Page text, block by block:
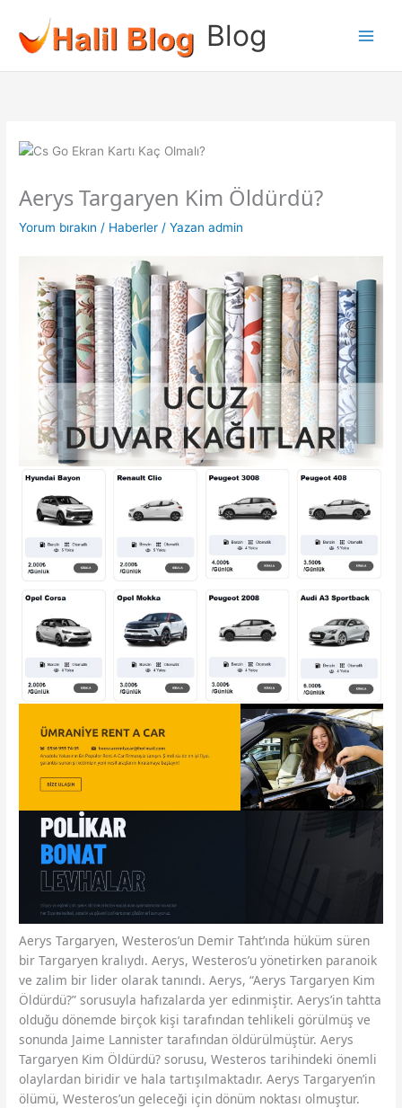
Blog
Aerys Targaryen Kim Öldürdü?
Yorum bırakın / Haberler / Yazan admin
Aerys Targaryen, Westeros’un Demir Taht’ında hüküm süren
bir Targaryen kralıydı. Aerys, Westeros’u yönetirken paranoik
ve zalim bir lider olarak tanındı. Aerys, “Aerys Targaryen Kim
Öldürdü?” sorusuyla hafızalarda yer edinmiştir. Aerys’in tahtta
olduğu dönemde birçok kişi tarafından tehlikeli görülmüş ve
sonunda Jaime Lannister tarafından öldürülmüştür. Aerys
Targaryen Kim Öldürdü? sorusu, Westeros tarihindeki önemli
olaylardan biridir ve hala tartışılmaktadır. Aerys Targaryen’in
ölümü, Westeros’un geleceği için dönüm noktası olmuştur.